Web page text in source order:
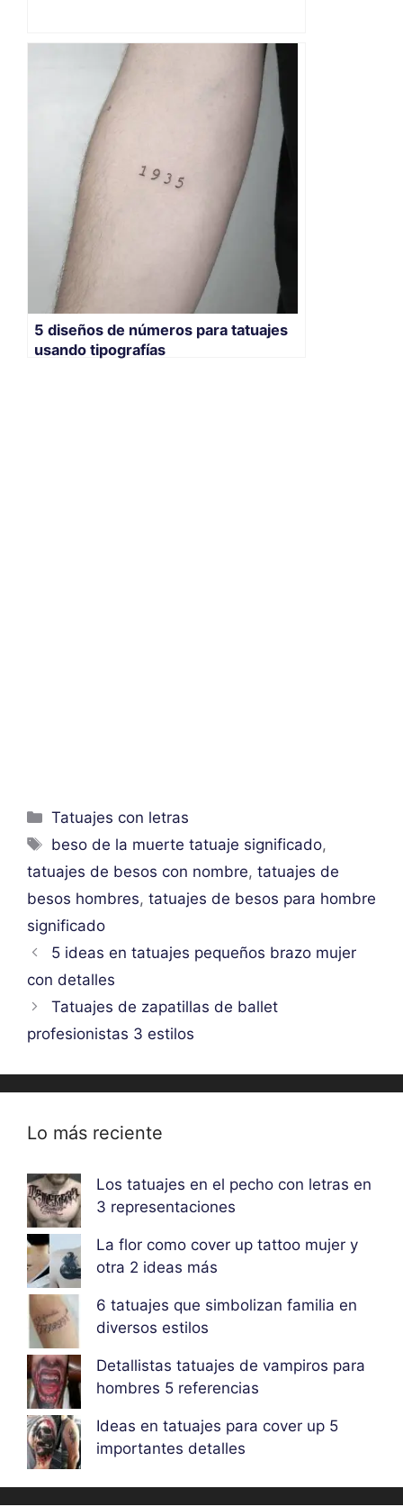
5 diseños de números para tatuajes
usando tipografías
Categorías
Tatuajes con letras
Etiquetas
beso de la muerte tatuaje significado,
tatuajes de besos con nombre, tatuajes de
besos hombres, tatuajes de besos para hombre
significado
5 ideas en tatuajes pequeños brazo mujer
con detalles
Tatuajes de zapatillas de ballet
profesionistas 3 estilos
Lo más reciente
Los tatuajes en el pecho con letras en
3 representaciones
La flor como cover up tattoo mujer y
otra 2 ideas más
6 tatuajes que simbolizan familia en
diversos estilos
Detallistas tatuajes de vampiros para
hombres 5 referencias
Ideas en tatuajes para cover up 5
importantes detalles